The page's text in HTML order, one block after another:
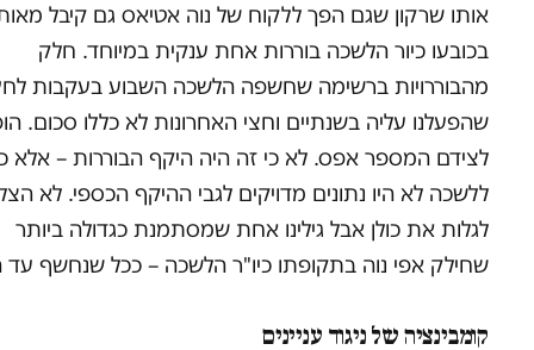
אותו שרקון שגם הפך ללקוח של נוה אטיאס גם קיבל
בכובעו כיור הלשכה בוררות אחת ענקית במיוחד. חלק
מהבוררויות ברשימה שחשפה הלשכה השבוע בעקבות
שהפעלנו עליה בשנתיים וחצי האחרונות לא כללו סכום.
לצידם המספר אפס. לא כי זה היה היקף הבוררות – אלא
ללשכה לא היו נתונים מדויקים לגבי ההיקף הכספי. לא
לגלות את כולן אבל גילינו אחת שמסתמנת כגדולה ביותר
שחילק אפי נוה בתקופתו כיו"ר הלשכה – ככל שנחשף עד
קומבינציה של ניגוד עניינים